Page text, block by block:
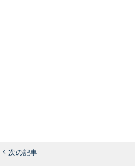
次の記事